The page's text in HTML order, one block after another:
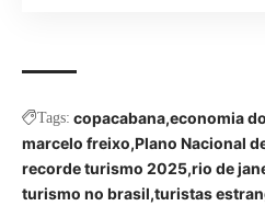
Tags: copacabana economia
marcelo freixo Plano Nacional
recorde turismo 2025 rio de
turismo no brasil turistas